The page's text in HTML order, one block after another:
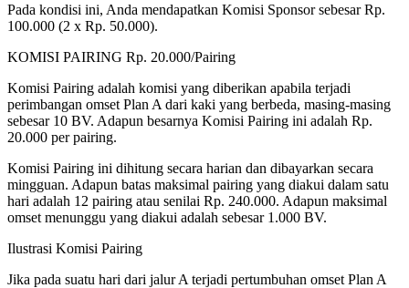
Pada kondisi ini, Anda mendapatkan Komisi Sponsor sebesar Rp.
100.000 (2 x Rp. 50.000).
KOMISI PAIRING Rp. 20.000/Pairing
Komisi Pairing adalah komisi yang diberikan apabila terjadi
perimbangan omset Plan A dari kaki yang berbeda, masing-masing
sebesar 10 BV. Adapun besarnya Komisi Pairing ini adalah Rp.
20.000 per pairing.
Komisi Pairing ini dihitung secara harian dan dibayarkan secara
mingguan. Adapun batas maksimal pairing yang diakui dalam satu
hari adalah 12 pairing atau senilai Rp. 240.000. Adapun maksimal
omset menunggu yang diakui adalah sebesar 1.000 BV.
Ilustrasi Komisi Pairing
Jika pada suatu hari dari jalur A terjadi pertumbuhan omset Plan A